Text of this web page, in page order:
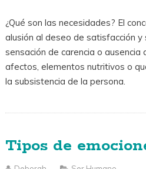
¿Qué son las necesidades? El
alusión al deseo de satisfacción y
sensación de carencia o ausencia
afectos, elementos nutritivos o
la subsistencia de la persona.
Tipos de